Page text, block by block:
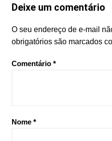
Deixe um comentário
O seu endereço de e-mail
obrigatórios são marcados
Comentário *
Nome *